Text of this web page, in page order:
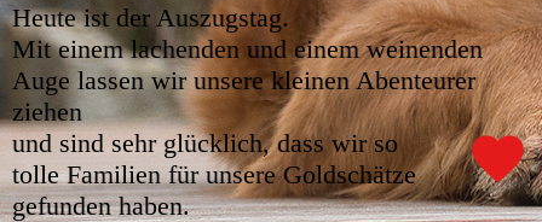
Heute ist der Auszugstag.
Mit einem lachenden und einem weinenden
Auge lassen wir unsere kleinen Abenteurer
ziehen
und sind sehr glücklich, dass wir so
tolle Familien für unsere Goldschätze
gefunden haben.